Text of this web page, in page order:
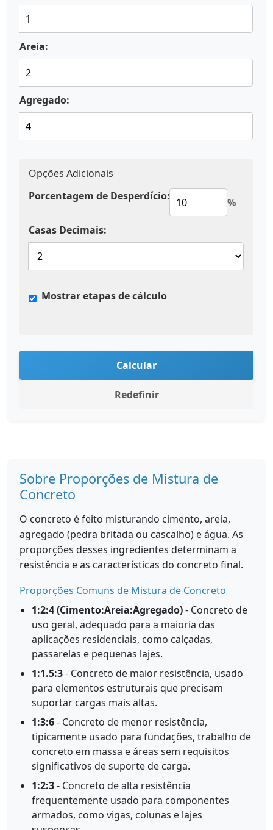
Areia:
Agregado:
Opções Adicionais
Porcentagem de Desperdício:
%
Casas Decimais:
Mostrar etapas de cálculo
Calcular
Redefinir
Sobre Proporções de Mistura de
Concreto
O concreto é feito misturando cimento, areia,
agregado (pedra britada ou cascalho) e água. As
proporções desses ingredientes determinam a
resistência e as características do concreto final.
Proporções Comuns de Mistura de Concreto
1:2:4 (Cimento:Areia:Agregado)- Concreto de
uso geral, adequado para a maioria das
aplicações residenciais, como calçadas,
passarelas e pequenas lajes.
1:1.5:3- Concreto de maior resistência, usado
para elementos estruturais que precisam
suportar cargas mais altas.
1:3:6- Concreto de menor resistência,
tipicamente usado para fundações, trabalho de
concreto em massa e áreas sem requisitos
significativos de suporte de carga.
1:2:3- Concreto de alta resistência
frequentemente usado para componentes
armados, como vigas, colunas e lajes